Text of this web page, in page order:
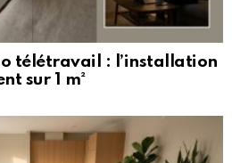
télétravail : l’installation
sur 1 m²